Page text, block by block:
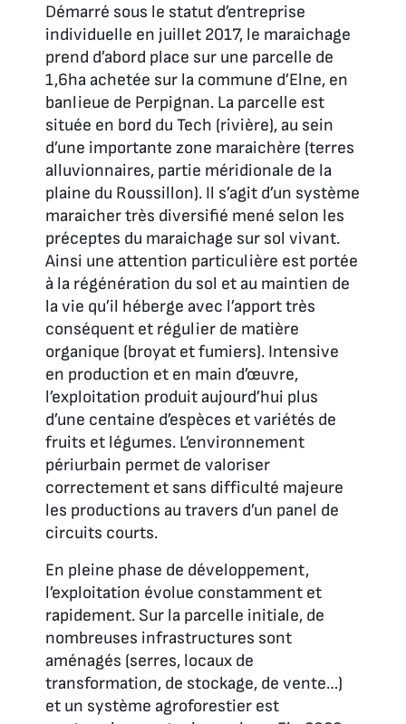
Démarré sous le statut d’entreprise
individuelle en juillet 2017, le maraichage
prend d’abord place sur une parcelle de
1,6ha achetée sur la commune d’Elne, en
banlieue de Perpignan. La parcelle est
située en bord du Tech (rivière), au sein
d’une importante zone maraichère (terres
alluvionnaires, partie méridionale de la
plaine du Roussillon). Il s’agit d’un système
maraicher très diversifié mené selon les
préceptes du maraichage sur sol vivant.
Ainsi une attention particulière est portée
à la régénération du sol et au maintien de
la vie qu’il héberge avec l’apport très
conséquent et régulier de matière
organique (broyat et fumiers). Intensive
en production et en main d’œuvre,
l’exploitation produit aujourd’hui plus
d’une centaine d’espèces et variétés de
fruits et légumes. L’environnement
périurbain permet de valoriser
correctement et sans difficulté majeure
les productions au travers d’un panel de
circuits courts.
En pleine phase de développement,
l’exploitation évolue constamment et
rapidement. Sur la parcelle initiale, de
nombreuses infrastructures sont
aménagés (serres, locaux de
transformation, de stockage, de vente…)
et un système agroforestier est